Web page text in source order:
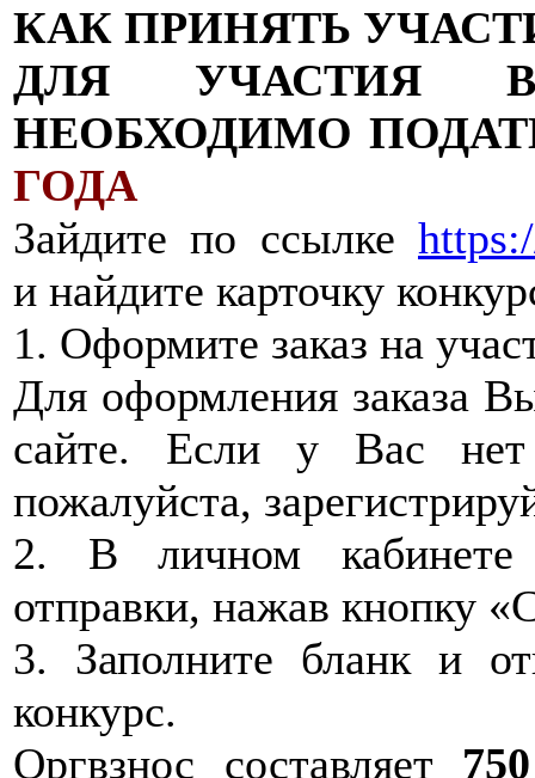
КАК ПРИНЯТЬ
ДЛЯ УЧАСТИЯ
НЕОБХОДИМО
ГОДА
Зайдите по ссылке
и найдите карточку
1. Оформите заказ на
Для оформления заказа
сайте. Если у Вас нет
пожалуйста,
2. В личном кабинете
отправки, нажав кнопку
3. Заполните бланк и
конкурс.
Оргвзнос составляет 750